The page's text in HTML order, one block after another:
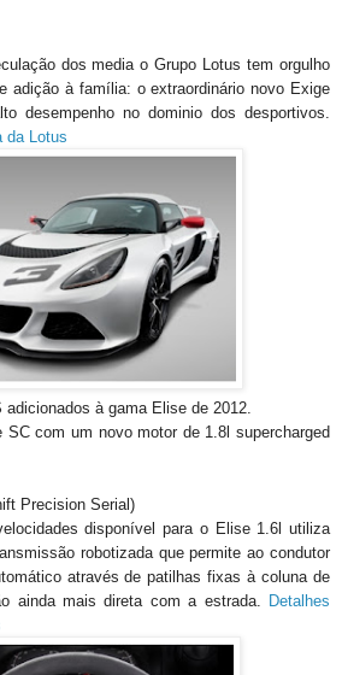
dos media o Grupo Lotus tem orgulho
adição à família: o extraordinário novo Exige
desempenho no dominio dos desportivos.
da Lotus
à gama Elise de 2012.
com um novo motor de 1.8l supercharged
Precision Serial)
disponível para o Elise 1.6l utiliza
robotizada que permite ao condutor
através de patilhas fixas à coluna de
ainda mais direta com a estrada. Detalhes